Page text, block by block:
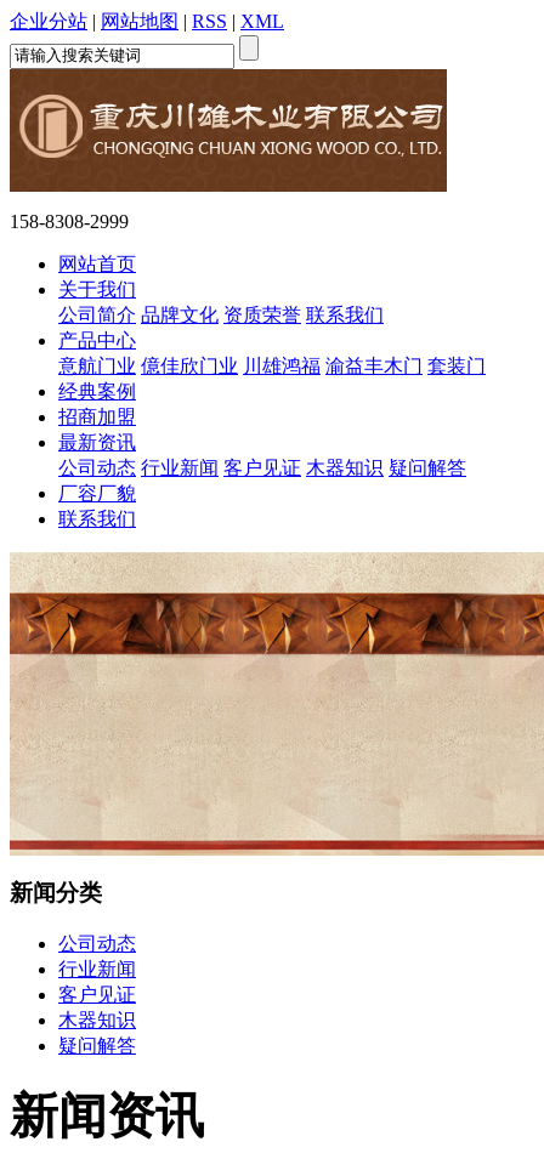
企业分站 | 网站地图 | RSS | XML
158-8308-2999
网站首页
关于我们
公司简介 品牌文化 资质荣誉 联系我们
产品中心
意航门业 億佳欣门业 川雄鸿福 渝益丰木门 套装门
经典案例
招商加盟
最新资讯
公司动态 行业新闻 客户见证 木器知识 疑问解答
厂容厂貌
联系我们
新闻分类
公司动态
行业新闻
客户见证
木器知识
疑问解答
新闻资讯